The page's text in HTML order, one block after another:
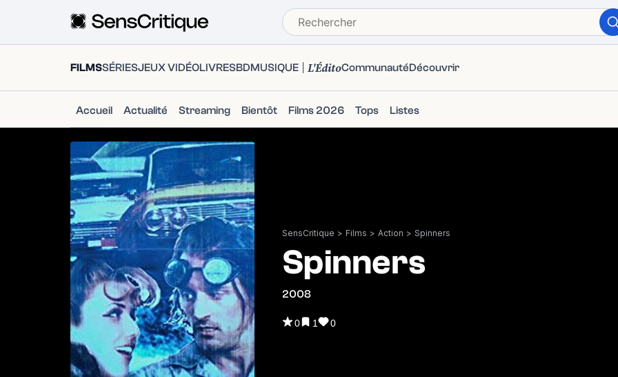
FILMSSÉRIESJEUX VIDÉOLIVRESBDMUSIQUE L'ÉditoCommunautéDécouvrir
Accueil Actualité Streaming Bientôt Films 2026 Tops Listes
SensCritique > Films > Action > Spinners
Spinners
2008
0 1 0